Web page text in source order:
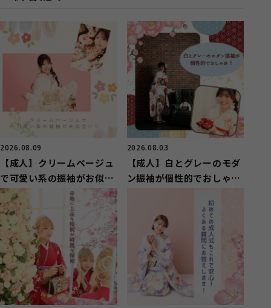
2026.08.09
【成人】クリームベージュ
で可愛い系の振袖がお似合
い！【清水区押切】
2026.08.03
【成人】白とグレーのモダ
ン振袖が個性的でおしゃ